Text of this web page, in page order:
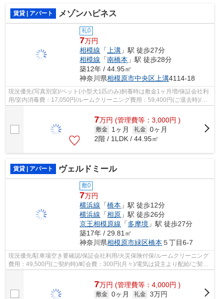
賃貸 | アパート メゾンハピネス
礼0
7万円
相模線 「 上溝 」駅 徒歩27分
相模線 「南橋本 」駅 徒歩28分
築12年 / 44.95㎡
神奈川県相模原市中央区 上溝4114-18
現況優先(写真別室)/ペット(小型犬1匹のみ)飼養時は敷金1ヶ月増/保証会社利
用/室内消毒費：17,050円/ルームクリーニング費用：59,400円(ご退去時)/ご
契約金カード決済可/
7万円 (管理費等：3,000円 )
敷金 1ヶ月 礼金 0ヶ月
2階 / 1LDK / 44.95㎡
賃貸 | アパート ヴェルドミール
敷0
7万円
横浜線 「橋本 」駅 徒歩12分
横浜線 「相原 」駅 徒歩26分
京王相模原線 「多摩境 」駅 徒歩27分
築17年 / 29.81㎡
神奈川県相模原市緑区橋本 ５丁目6-7
現況優先/駐車場空き要確認/保証会社利用/火災保険付保/ルームクリーニング
費用：49,500円(ご契約時)/町会費：300円(月々)/電気は貸主より配給/ご契約
7万円 (管理費等：4,000円 )
敷金 0ヶ月 礼金 3万円